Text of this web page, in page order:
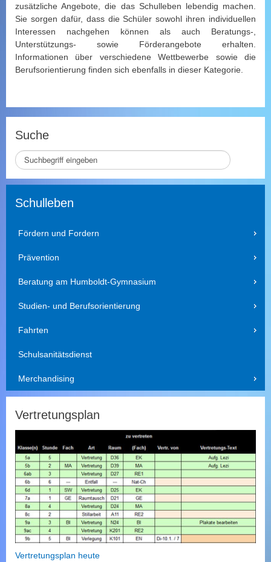
zusätzliche Angebote, die das Schulleben lebendig machen.
Sie sorgen dafür, dass die Schüler sowohl ihren individuellen
Interessen nachgehen können als auch Beratungs-,
Unterstützungs- sowie Förderangebote erhalten.
Informationen über verschiedene Wettbewerbe sowie die
Berufsorientierung finden sich ebenfalls in dieser Kategorie.
Suche
S
e
i
e
u
c
s
c
e
Schulleben
Fördern und Fordern
Prävention
Beratung am Humboldt-Gymnasium
Studien- und Berufsorientierung
Fahrten
Schulsanitätsdienst
Merchandising
Vertretungsplan
Vertretungsplan heute